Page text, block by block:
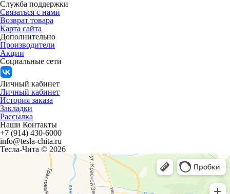
Служба поддержки
Связаться с нами
Возврат товара
Карта сайта
Дополнительно
Производители
Акции
Социальные сети
Личный кабинет
Личный кабинет
История заказа
Закладки
Рассылка
Наши Контакты
+7 (914) 430-6000
info@tesla-chita.ru
Тесла-Чита © 2026